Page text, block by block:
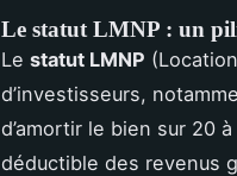
Le statut LMNP : un
Le statut LMNP
d’investisseurs,
d’amortir le bien sur 20
déductible des revenus